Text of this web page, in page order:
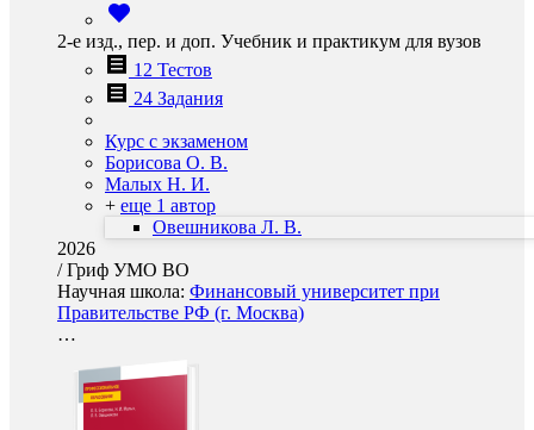
2-е изд., пер. и доп. Учебник и практикум для вузов
12 Тестов
24 Задания
Курс с экзаменом
Борисова О. В.
Малых Н. И.
+ еще 1 автор
Овешникова Л. В.
2026
/Гриф УМО ВО
Научная школа: Финансовый университет при
Правительстве РФ (г. Москва)
…